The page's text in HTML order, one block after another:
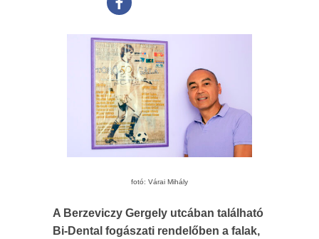
fotó: Várai Mihály
A Berzeviczy Gergely utcában található
Bi-Dental fogászati rendelőben a falak,